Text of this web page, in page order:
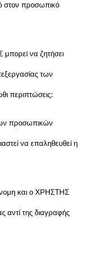
στον προσωπικό
να ζητήσει
των
περιπτώσεις:
προσωπικών
να επαληθευθεί η
και ο ΧΡΗΣΤΗΣ
αντί της διαγραφής